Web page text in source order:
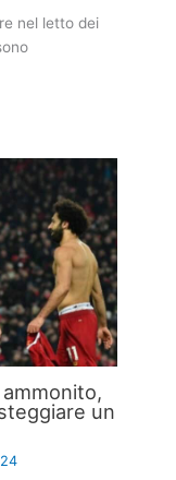
nel letto dei
un